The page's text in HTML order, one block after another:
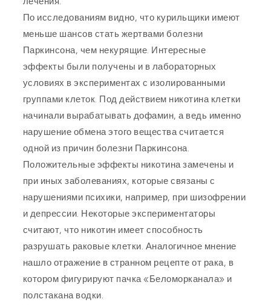
По исследованиям видно, что курильщики имеют
меньше шансов стать жертвами болезни
Паркинсона, чем некурящие. Интересные
эффекты были получены и в лабораторных
условиях в экспериментах с изолированными
группами клеток. Под действием никотина клетки
начинали вырабатывать дофамин, а ведь именно
нарушение обмена этого вещества считается
одной из причин болезни Паркинсона.
Положительные эффекты никотина замечены и
при иных заболеваниях, которые связаны с
нарушениями психики, например, при шизофрении
и депрессии. Некоторые экспериментаторы
считают, что никотин имеет способность
разрушать раковые клетки. Аналогичное мнение
нашло отражение в странном рецепте от рака, в
котором фигурируют пачка «Беломорканала» и
полстакана водки.